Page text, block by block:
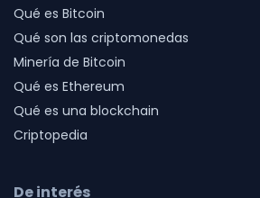
Qué es Bitcoin
Qué son las criptomonedas
Minería de Bitcoin
Qué es Ethereum
Qué es una blockchain
Criptopedia
De interés